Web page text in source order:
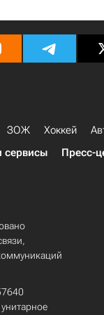
ЗОЖ Хоккей
сервисы Пресс-